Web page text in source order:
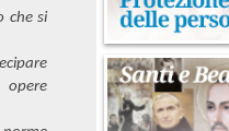
che si
opere